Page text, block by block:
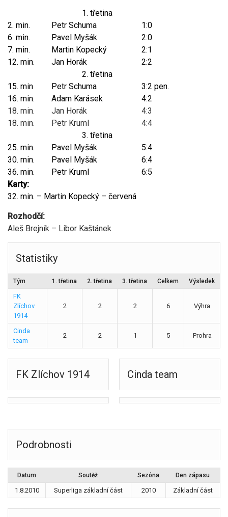
1. třetina
2. min.
Petr Schuma
1:0
6. min.
Pavel Myšák
2:0
7. min.
Martin Kopecký
2:1
12. min.
Jan Horák
2:2
2. třetina
15. min
Petr Schuma
3:2 pen.
16. min.
Adam Karásek
4:2
18. min.
Jan Horák
4:3
18. min.
Petr Kruml
4:4
3. třetina
25. min.
Pavel Myšák
5:4
30. min.
Pavel Myšák
6:4
36. min.
Petr Kruml
6:5
Karty:
32. min. – Martin Kopecký – červená
Rozhodčí:
Aleš Brejník – Libor Kaštánek
Statistiky
Tým 1. třetina 2. třetina 3. třetina Celkem Výsledek
FK
Zlíchov
1914
2 2 2 6 Výhra
Cinda
team
2 2 1 5 Prohra
FK Zlíchov 1914 Cinda team
Podrobnosti
Datum Soutěž Sezóna Den zápasu
1.8.2010 Superliga základní část 2010 Základní část